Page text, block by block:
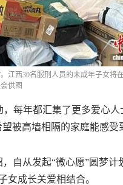
西30名服刑人员的未成年子女将
供图
每年都汇集了更多爱心人
被高墙相隔的家庭能感受
从发起“微心愿”圆梦计
女成长关爱相结合。